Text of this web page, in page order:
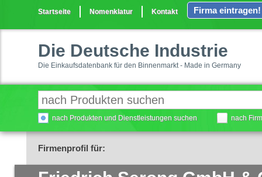
Startseite Nomenklatur Kontakt Firma eintragen!
Die Deutsche Industrie
Die Einkaufsdatenbank für den Binnenmarkt - Made in Germany
nach Produkten und Dienstleistungen suchen nach
Firmenprofil für: